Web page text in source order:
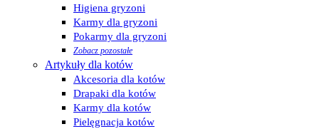
Higiena gryzoni
Karmy dla gryzoni
Pokarmy dla gryzoni
Zobacz pozostałe
Artykuły dla kotów
Akcesoria dla kotów
Drapaki dla kotów
Karmy dla kotów
Pielęgnacja kotów